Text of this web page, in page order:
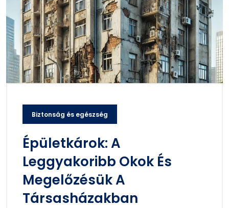
Biztonság és egészség
Épületkárok: A
Leggyakoribb Okok És
Megelőzésük A
Társasházakban